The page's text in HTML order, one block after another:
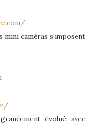
mini caméras s’imposent
évolué avec